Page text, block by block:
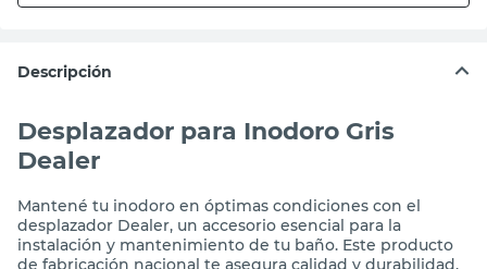
Descripción
Desplazador para Inodoro Gris
Dealer
Mantené tu inodoro en óptimas condiciones con el
desplazador Dealer, un accesorio esencial para la
instalación y mantenimiento de tu baño. Este producto
de fabricación nacional te asegura calidad y durabilidad.